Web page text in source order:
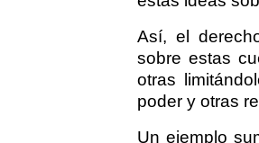
Así, el
sobre estas
otras
poder y otras
Un ejemplo